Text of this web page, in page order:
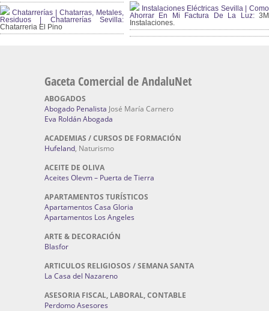
Chatarrerías | Chatarras, Metales,
Residuos | Chatarrerías Sevilla:
Chatarreria El Pino
Instalaciones Eléctricas Sevilla | Como
Ahorrar En Mi Factura De La Luz:3M
Instalaciones.
Gaceta Comercial de AndaluNet
ABOGADOS
Abogado Penalista José María Carnero
Eva Roldán Abogada
ACADEMIAS / CURSOS DE FORMACIÓN
Hufeland, Naturismo
ACEITE DE OLIVA
Aceites Olevm – Puerta de Tierra
APARTAMENTOS TURÍSTICOS
Apartamentos Casa Gloria
Apartamentos Los Angeles
ARTE & DECORACIÓN
Blasfor
ARTICULOS RELIGIOSOS / SEMANA SANTA
La Casa del Nazareno
ASESORIA FISCAL, LABORAL, CONTABLE
Perdomo Asesores